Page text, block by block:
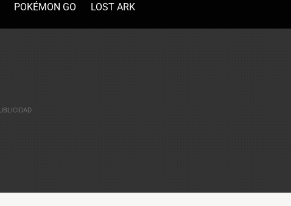
POKÉMON GO LOST ARK